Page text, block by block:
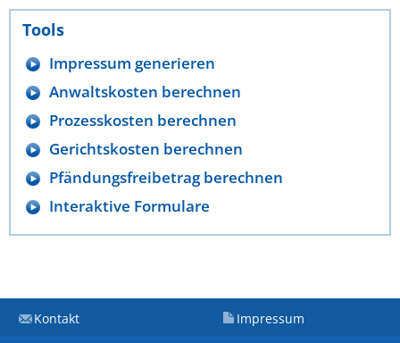
Tools
Impressum generieren
Anwaltskosten berechnen
Prozesskosten berechnen
Gerichtskosten berechnen
Pfändungsfreibetrag berechnen
Interaktive Formulare
Kontakt Impressum